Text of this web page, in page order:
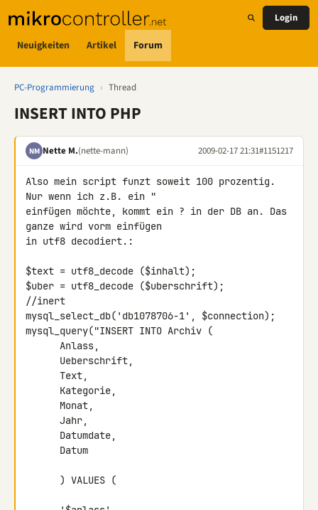
Neuigkeiten Artikel Forum
Login
PC-Programmierung › Thread
INSERT INTO PHP
NM Nette M.(nette-mann) 2009-02-17 21:31#1151217
Also mein script funzt soweit 100 prozentig.
Nur wenn ich z.B. ein "
einfügen möchte, kommt ein ? in der DB an. Das
ganze wird vorm einfügen
in utf8 decodiert.:
$text = utf8_decode ($inhalt);
$uber = utf8_decode ($uberschrift);
//inert
mysql_select_db('db1078706-1', $connection);
mysql_query("INSERT INTO Archiv (